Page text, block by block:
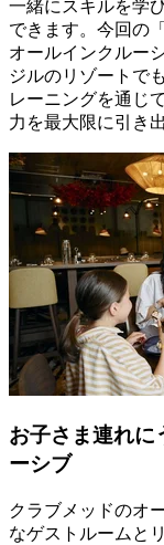
一緒にスキルを学
できます。今回の
オールインクルー
ジルのリゾートで
レーニングを通じ
力を最大限に引き
お子さま連れに
ーシブ
クラブメッドのオ
なゲストルームと